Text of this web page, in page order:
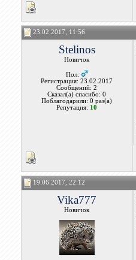
23.02.2017, 11:56
Stelinos
Новичок
Пол:
Регистрация: 23.02.2017
Сообщений: 2
Сказал(а) спасибо: 0
Поблагодарили: 0 раз(а)
Репутация: 10
19.06.2017, 22:12
Vika777
Новичок